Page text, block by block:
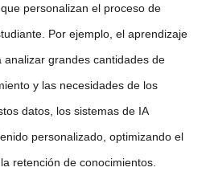
personalizan el proceso de
Por ejemplo, el aprendizaje
grandes cantidades de
y las necesidades de los
datos, los sistemas de IA
personalizado, optimizando el
retención de conocimientos.